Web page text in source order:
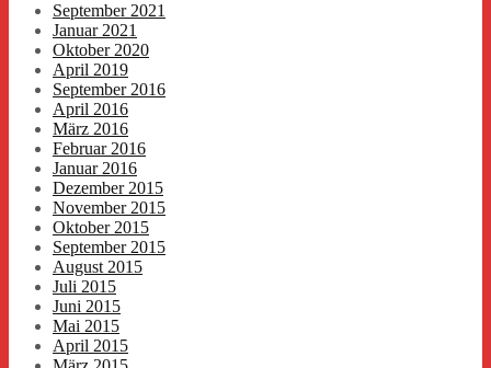
September 2021
Januar 2021
Oktober 2020
April 2019
September 2016
April 2016
März 2016
Februar 2016
Januar 2016
Dezember 2015
November 2015
Oktober 2015
September 2015
August 2015
Juli 2015
Juni 2015
Mai 2015
April 2015